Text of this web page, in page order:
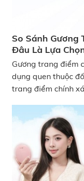
So Sánh Gương
Đâu Là Lựa
Gương trang điểm
dụng quen thuộc
trang điểm chính
nhiều người quan
khác nhau và đâu
bạn? Hãy cùng
KATA và Xiaomi nhé! So Sánh Gương Trang
KATA Và Xiaomi